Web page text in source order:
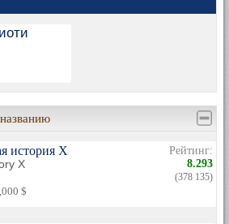
история Х
X
$
Рейтинг:
8.293
(378 135)